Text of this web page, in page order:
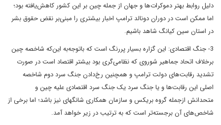
دلیل روابط بهتر دموکرات‌ها و جهان از جمله چین بر این کشور کاهش‌یافته بود؛
اما ممکن است در دوران دونالد ترامپ اخبار بیشتری را مبنی‌بر نقض حقوق بشر
در استان سین کیانگ شاهد باشیم.
3- جنگ اقتصادی: این گزاره بسیار پررنگ است که باتوجه‌به این‌که شاخصه چین
برخلاف اتحاد جماهیر شوروی که نظامی‌گری بود بیشتر اقتصاد است در صورت
تشدید رقابت‌های دولت ترامپ و همچنین رخ‌دادن جنگ سرد دوم شاخصه
اصلی این رقابت‌ها و یا جنگ سرد یک جنگ سرد اقتصادی علیه چین و
متحدانش ازجمله گروه بریکس و سازمان همکاری شانگهای نیز باشد؛ اما برخی از
شاخص‌های آن برجسته‌تر است که به ترتیب در زیر خواهد آمد.